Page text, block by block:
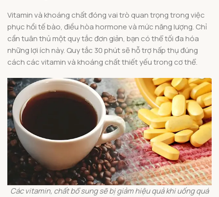
Vitamin và khoáng chất đóng vai trò quan trọng trong việc
phục hồi tế bào, điều hòa hormone và mức năng lượng. Chỉ
cần tuân thủ một quy tắc đơn giản, bạn có thể tối đa hóa
những lợi ích này. Quy tắc 30 phút sẽ hỗ trợ hấp thụ đúng
cách các vitamin và khoáng chất thiết yếu trong cơ thể.
Các vitamin, chất bổ sung sẽ bị giảm hiệu quả khi uống quá